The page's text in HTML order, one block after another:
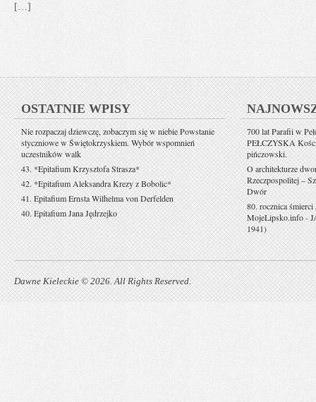
[…]
OSTATNIE WPISY
Nie rozpaczaj dziewczę, zobaczym się w niebie Powstanie
styczniowe w Świętokrzyskiem. Wybór wspomnień
uczestników walk
43. *Epitafium Krzysztofa Strasza*
42. *Epitafium Aleksandra Krezy z Bobolic*
41. Epitafium Ernsta Wilhelma von Derfelden
40. Epitafium Jana Jędrzejko
700 lat Parafii w
PEŁCZYSKA
pińczowski.
O architekturze
Rzeczpospolitej –
Dwór
80. rocznica
MojeLipsko.info-
1941)
Dawne Kieleckie © 2026. All Rights Reserved.